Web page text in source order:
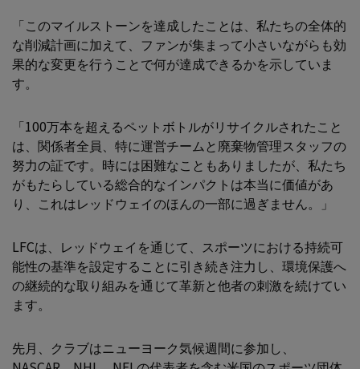
「このマイルストーンを達成したことは、私たちの全体的
な削減計画に加えて、ファンが集まって小さいながらも効
果的な変更を行うことで何が達成できるかを示していま
す。
「100万本を超えるペットボトルがリサイクルされたこと
は、関係者全員、特に運営チームと廃棄物管理スタッフの
努力の証です。時には困難なこともありましたが、私たち
がもたらしている総合的なインパクトは本当に価値があ
り、これはレッドウェイのほんの一部に過ぎません。」
LFCは、レッドウェイを通じて、スポーツにおける持続可
能性の基準を設定することに引き続き注力し、環境保護へ
の継続的な取り組みを通じて革新と他者の刺激を続けてい
ます。
先月、クラブはニューヨーク気候週間に参加し、